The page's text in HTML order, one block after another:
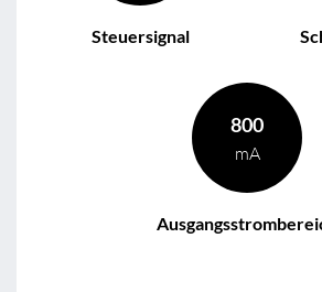
Steuersignal
800
mA